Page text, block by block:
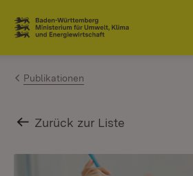
Zum Inhalt springen
Link zur Startseite
Publikationen
Zurück zur Liste